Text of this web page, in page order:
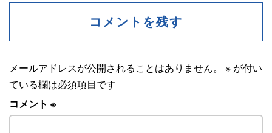
コメントを残す
メールアドレスが公開されることはありません。 ※ が付い
ている欄は必須項目です
コメント ※